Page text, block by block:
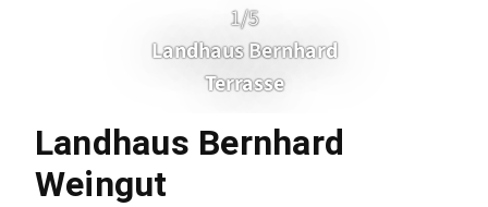
1/5
Landhaus Bernhard
Terrasse
Landhaus Bernhard
Weingut